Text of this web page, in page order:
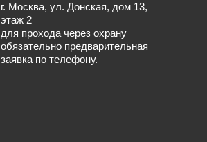
г. Москва, ул. Донская, дом 13,
этаж 2
для прохода через охрану
обязательно предварительная
заявка по телефону.